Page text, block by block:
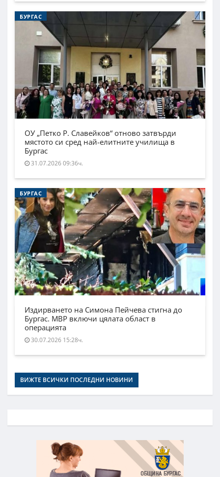
БУРГАС
ОУ „Петко Р. Славейков“ отново затвърди
мястото си сред най-елитните училища в
Бургас
31.07.2026 09:36ч.
БУРГАС
Издирването на Симона Пейчева стигна до
Бургас. МВР включи цялата област в
операцията
30.07.2026 15:28ч.
ВИЖТЕ ВСИЧКИ ПОСЛЕДНИ НОВИНИ